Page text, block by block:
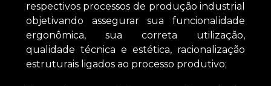
respectivos processos de produção industrial
objetivando assegurar sua funcionalidade
ergonômica, sua correta utilização,
qualidade técnica e estética, racionalização
estruturais ligados ao processo produtivo;